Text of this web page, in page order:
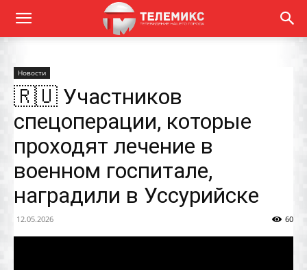
Новости
🇷🇺 Участников
спецоперации, которые
проходят лечение в
военном госпитале,
наградили в Уссурийске
12.05.2026 60